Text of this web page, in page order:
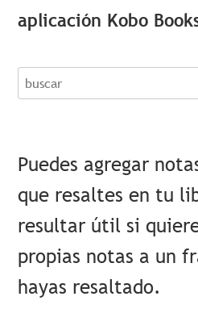
aplicación Kobo
buscar
Puedes agregar
que resaltes en tu
resultar útil si
propias notas a un
hayas resaltado.